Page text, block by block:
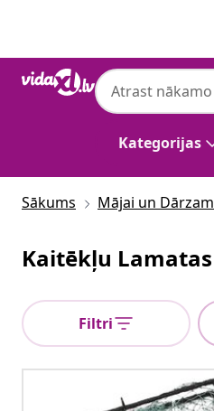
Kategorijas
Sākums Mājai un Dārzam
Kaitēkļu Lamatas
Filtri